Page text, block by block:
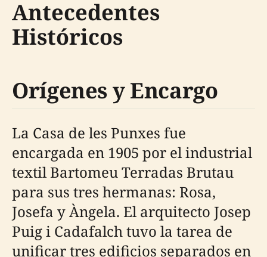
Antecedentes
Históricos
Orígenes y Encargo
La Casa de les Punxes fue
encargada en 1905 por el industrial
textil Bartomeu Terradas Brutau
para sus tres hermanas: Rosa,
Josefa y Àngela. El arquitecto Josep
Puig i Cadafalch tuvo la tarea de
unificar tres edificios separados en